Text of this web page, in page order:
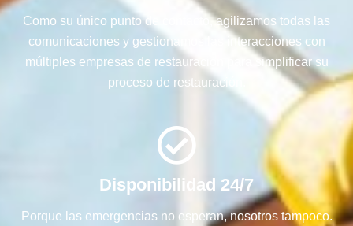
Como su único punto de contacto, agilizamos todas las
comunicaciones y gestionamos las interacciones con
múltiples empresas de restauración para simplificar su
proceso de restauración.
Disponibilidad 24/7
Porque las emergencias no esperan, nosotros tampoco.